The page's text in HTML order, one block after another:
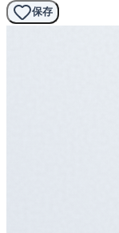
保存